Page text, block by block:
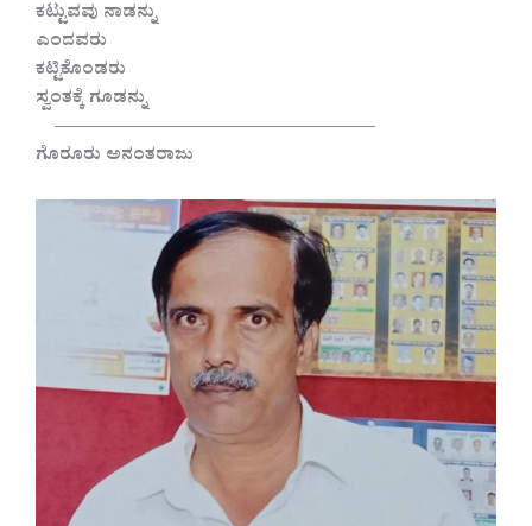
ಕಟ್ಟುವವು ನಾಡನ್ನು
ಎಂದವರು
ಕಟ್ಟಿಕೊಂಡರು
ಸ್ವಂತಕ್ಕೆ ಗೂಡನ್ನು
——————————————————
ಗೊರೂರು ಅನಂತರಾಜು